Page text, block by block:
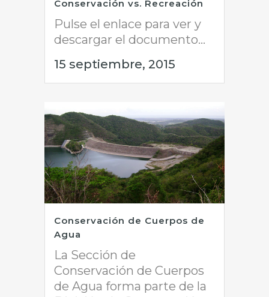
Conservación vs. Recreación
Pulse el enlace para ver y
descargar el documento...
15 septiembre, 2015
Conservación de Cuerpos de
Agua
La Sección de
Conservación de Cuerpos
de Agua forma parte de la